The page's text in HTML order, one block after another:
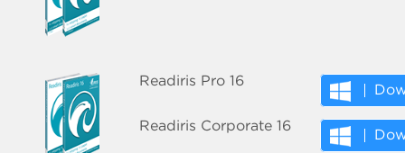
Readiris Pro 16
Readiris Corporate 16